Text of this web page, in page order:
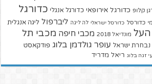
קלופ כדורגל אירופאי כדורגל אנגלי כדורגל
כדורסל כדורסל ישראלי לה ליגה ליברפול ליגה אנגלית
העל מונדיאל 2018 מכבי חיפה מכבי תל
נבחרת ישראל עופר גולדמן בלוג פודקאסט
זגה בלוג ריאל מדריד